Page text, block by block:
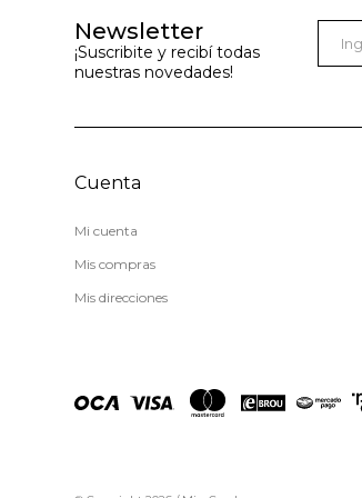
Newsletter
¡Suscribite y recibí todas
nuestras novedades!
Cuenta
Mi cuenta
Mis compras
Mis direcciones